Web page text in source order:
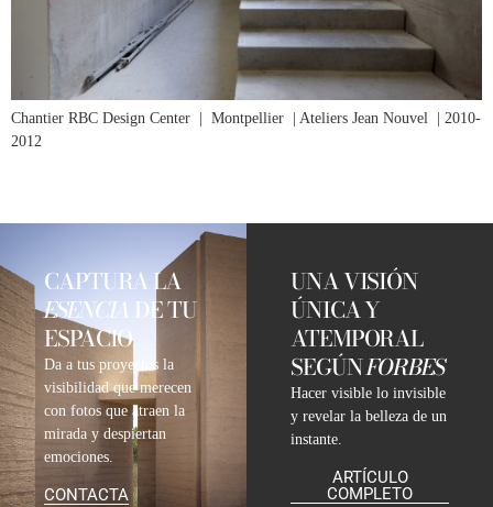
Chantier RBC Design Center | Montpellier | Ateliers Jean Nouvel | 2010-
2012
CAPTURA LA
ESENCIA DE TU
ESPACIO
Da a tus proyectos la
visibilidad que merecen
con fotos que atraen la
mirada y despiertan
emociones.
CONTACTA
UNA VISIÓN
ÚNICA Y
ATEMPORAL
SEGÚNFORBES
Hacer visible lo invisible
y revelar la belleza de un
instante.
ARTÍCULO
COMPLETO